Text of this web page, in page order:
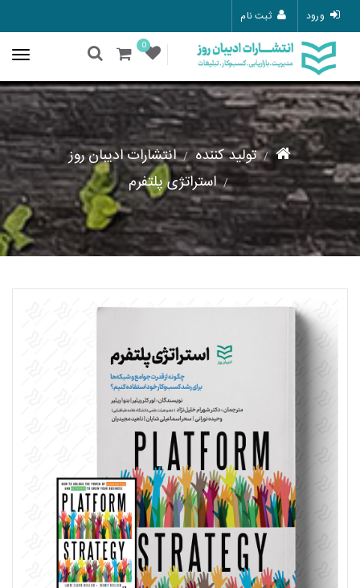
ورود ثبت نام
0
تولید کننده
انتشارات ادیبان روز
استراتژی پلتفرم